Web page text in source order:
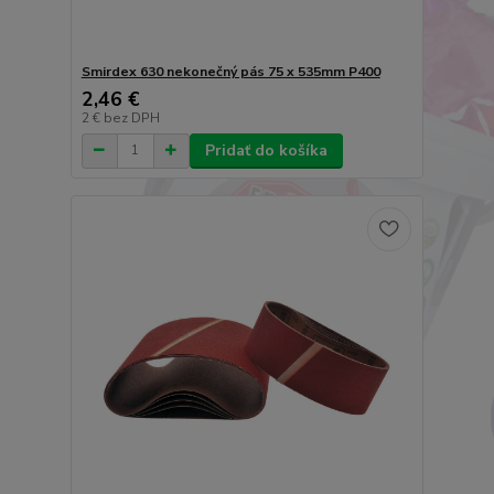
Smirdex 630 nekonečný pás 75 x 535mm P400
2,46 €
2 € bez DPH
Pridať do košíka